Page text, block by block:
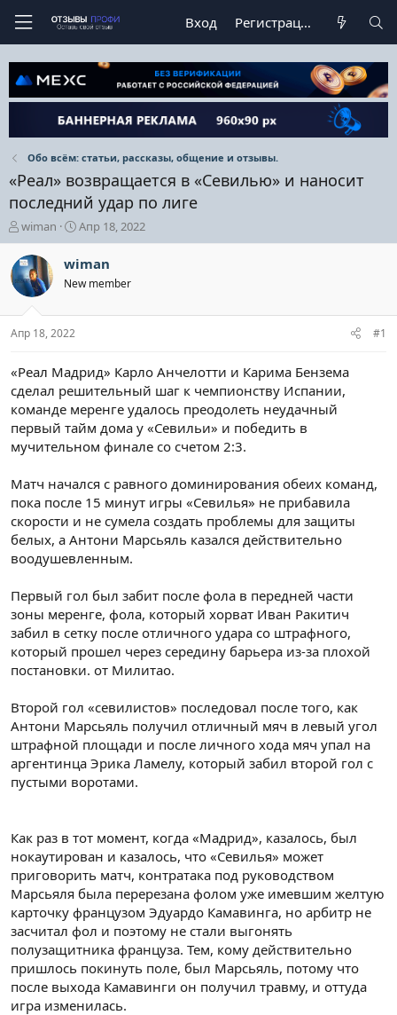
Вход Регистрация
Обо всём: статьи, рассказы, общение и отзывы.
«Реал» возвращается в «Севилью» и наносит
последний удар по лиге
А
в
т
о
р
е
м
wiman
Д
а
т
а
н
ч
а
Апр 18, 2022
wiman
New member
Апр 18, 2022 #1
«Реал Мадрид» Карло Анчелотти и Карима Бензема
сделал решительный шаг к чемпионству Испании,
команде меренге удалось преодолеть неудачный
первый тайм дома у «Севильи» и победить в
мучительном финале со счетом 2:3.
Матч начался с равного доминирования обеих команд,
пока после 15 минут игры «Севилья» не прибавила
скорости и не сумела создать проблемы для защиты
белых, а Антони Марсьяль казался действительно
воодушевленным.
Первый гол был забит после фола в передней части
зоны меренге, фола, который хорват Иван Ракитич
забил в сетку после отличного удара со штрафного,
который прошел через середину барьера из-за плохой
постановки. от Милитао.
Второй гол «севилистов» последовал после того, как
Антони Марсьяль получил отличный мяч в левый угол
штрафной площади и после личного хода мяч упал на
аргентинца Эрика Ламелу, который забил второй гол с
пустыми воротами.
Как раз в тот момент, когда «Мадрид», казалось, был
нокаутирован и казалось, что «Севилья» может
приговорить матч, контратака под руководством
Марсьяля была перерезана фолом уже имевшим желтую
карточку французом Эдуардо Камавинга, но арбитр не
засчитал фол и поэтому не стали выгонять
полузащитника француза. Тем, кому действительно
пришлось покинуть поле, был Марсьяль, потому что
после выхода Камавинги он получил травму, и оттуда
игра изменилась.